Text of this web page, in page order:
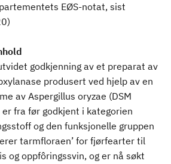
EØS-notat, sist
godkjenning av et preparat av
produsert ved hjelp av en
av Aspergillus oryzae (DSM
fra før godkjent i kategorien
og den funksjonelle gruppen
tarmfloraen’ for fjørfearter til
og oppfôringssvin, og er nå søkt